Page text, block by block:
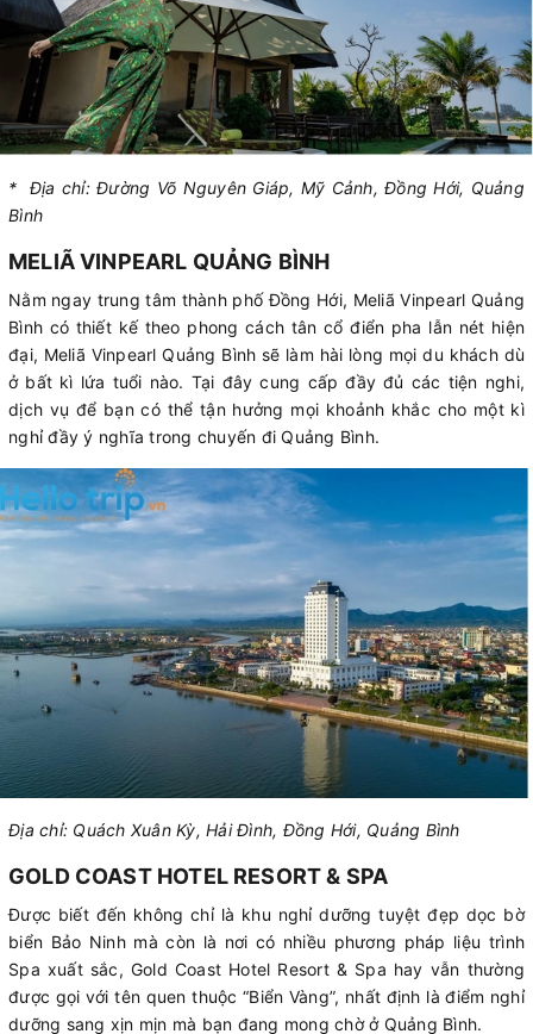
* Địa chỉ: Đường Võ Nguyên Giáp, Mỹ Cảnh, Đồng Hới, Quảng
Bình
MELIÃ VINPEARL QUẢNG BÌNH
Nằm ngay trung tâm thành phố Đồng Hới, Meliã Vinpearl Quảng
Bình có thiết kế theo phong cách tân cổ điển pha lẫn nét hiện
đại, Meliã Vinpearl Quảng Bình sẽ làm hài lòng mọi du khách dù
ở bất kì lứa tuổi nào. Tại đây cung cấp đầy đủ các tiện nghi,
dịch vụ để bạn có thể tận hưởng mọi khoảnh khắc cho một kì
nghỉ đầy ý nghĩa trong chuyến đi Quảng Bình.
Địa chỉ: Quách Xuân Kỳ, Hải Đình, Đồng Hới, Quảng Bình
GOLD COAST HOTEL RESORT & SPA
Được biết đến không chỉ là khu nghỉ dưỡng tuyệt đẹp dọc bờ
biển Bảo Ninh mà còn là nơi có nhiều phương pháp liệu trình
Spa xuất sắc, Gold Coast Hotel Resort & Spa hay vẫn thường
được gọi với tên quen thuộc “Biển Vàng”, nhất định là điểm nghỉ
dưỡng sang xịn mịn mà bạn đang mong chờ ở Quảng Bình.